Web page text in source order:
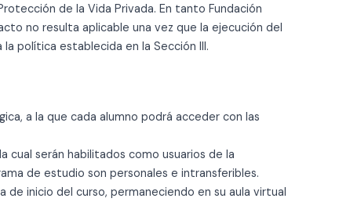
de la Vida Privada. En tanto Fundación
no resulta aplicable una vez que la ejecución del
política establecida en la Sección III.
a la que cada alumno podrá acceder con las
serán habilitados como usuarios de la
de estudio son personales e intransferibles.
inicio del curso, permaneciendo en su aula virtual